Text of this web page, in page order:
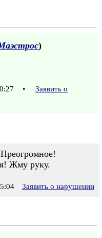
)
•
Заявить о
Жму руку.
Заявить о нарушении